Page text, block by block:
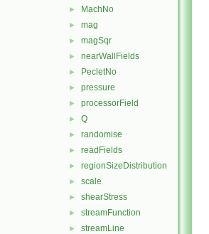
► MachNo
► mag
► magSqr
► nearWallFields
► PecletNo
► pressure
► processorField
► Q
► randomise
► readFields
► regionSizeDistribution
► scale
► shearStress
► streamFunction
► streamLine